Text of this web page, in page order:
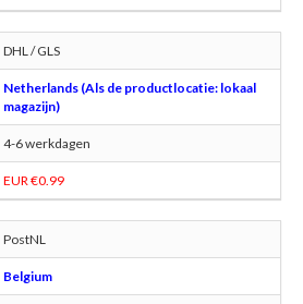
DHL / GLS
Netherlands (Als de productlocatie: lokaal
magazijn)
4-6 werkdagen
EUR €0.99
PostNL
Belgium